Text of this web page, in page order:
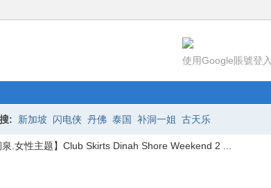
使用Google賬號登入
: 新加坡 闪电侠 丹佛 泰国 补洞一姐 古天乐
泉.女性主题】Club Skirts Dinah Shore Weekend 2 ...